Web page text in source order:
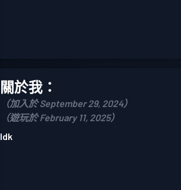
關於我：
（加入於 September 29, 2024）
（遊玩於 February 11, 2025）
Idk